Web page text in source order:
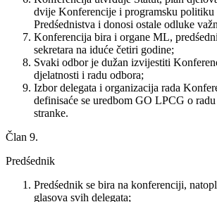
dvije Konferencije i programsku
Predśednistva i donosi ostale odluke
Konferencija bira i organe ML,
sekretara na iduće četiri godine;
Svaki odbor je dužan izvijestiti
djelatnosti i radu odbora;
Izbor delegata i organizacija rada
definisaće se uredbom GO LPCG o
stranke.
Član 9.
Predśednik
Predśednik se bira na konferenciji,
glasova svih delegata;